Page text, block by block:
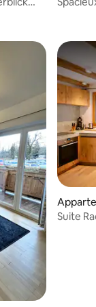
: 5 sur 5
Suite